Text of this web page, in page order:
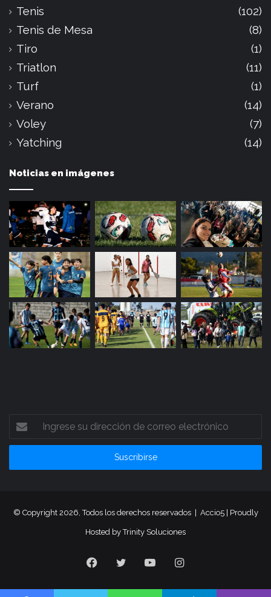
Tenis
(102)
Tenis de Mesa
(8)
Tiro
(1)
Triatlon
(11)
Turf
(1)
Verano
(14)
Voley
(7)
Yatching
(14)
Noticias en imágenes
Ingrese
su
dirección
correo
© Copyright 2026, Todos los derechos reservados | Accio5| Proudly
Hosted byTrinity Soluciones
Facebook
Twitter YouTubeInstagram